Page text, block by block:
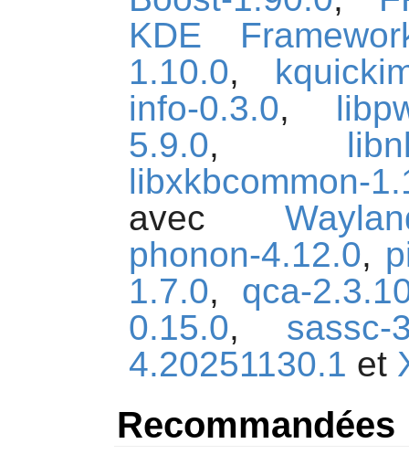
KDE
1.10.0,
info-0.3.0,
5.9.0,
libxkbcommon-
avec
phonon-4.12.0,
1.7.0, qca-
0.15.0, sassc-
4.20251130.1 et
Recommandées